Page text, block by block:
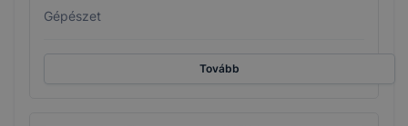
Gépészet
Tovább